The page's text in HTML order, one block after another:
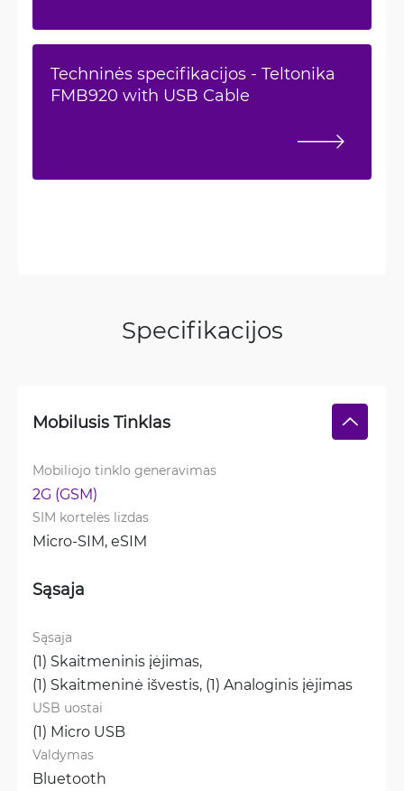
Techninės specifikacijos - Teltonika
FMB920 with USB Cable
Specifikacijos
Mobilusis Tinklas
Mobiliojo tinklo generavimas
2G (GSM)
SIM kortelės lizdas
Micro-SIM, eSIM
Sąsaja
Sąsaja
(1) Skaitmeninis įėjimas,
(1) Skaitmeninė išvestis, (1) Analoginis įėjimas
USB uostai
(1) Micro USB
Valdymas
Bluetooth